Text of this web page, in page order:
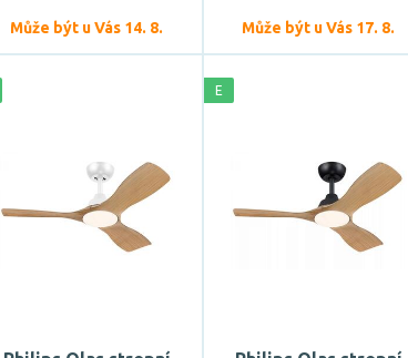
Může být u Vás 14. 8. Může být u Vás 17. 8.
E